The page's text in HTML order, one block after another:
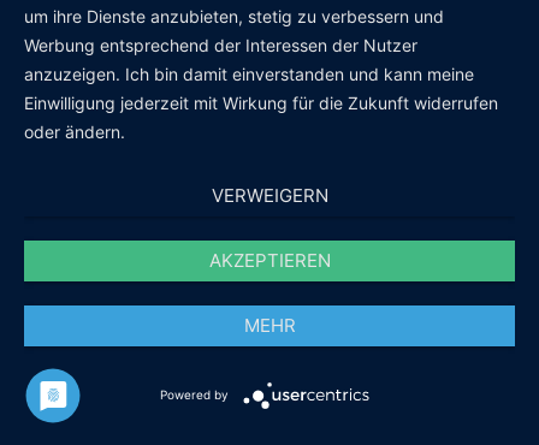
um ihre Dienste anzubieten, stetig zu verbessern und
Werbung entsprechend der Interessen der Nutzer
anzuzeigen. Ich bin damit einverstanden und kann meine
Einwilligung jederzeit mit Wirkung für die Zukunft widerrufen
oder ändern.
VERWEIGERN
AKZEPTIEREN
MEHR
Powered by